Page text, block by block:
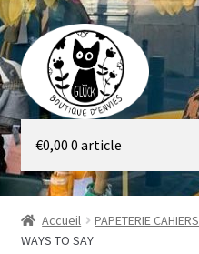
Aller
à
la
navigation
Aller
au
contenu
Galerie
Boutique
€0,00 0 article
Accueil PAPETERIE CAHIERS
WAYS TO SAY